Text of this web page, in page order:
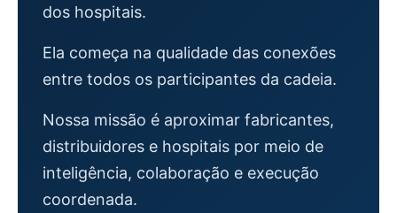
dos hospitais.
Ela começa na qualidade das conexões
entre todos os participantes da cadeia.
Nossa missão é aproximar fabricantes,
distribuidores e hospitais por meio de
inteligência, colaboração e execução
coordenada.